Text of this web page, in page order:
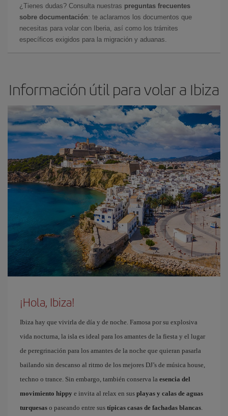
¿Tienes dudas? Consulta nuestras preguntas frecuentes
sobre documentación: te aclaramos los documentos que
necesitas para volar con Iberia, así como los trámites
específicos exigidos para la migración y aduanas.
Información útil para volar a Ibiza
¡Hola, Ibiza!
Ibiza hay que vivirla de día y de noche. Famosa por su explosiva
vida nocturna, la isla es ideal para los amantes de la fiesta y el lugar
de peregrinación para los amantes de la noche que quieran pasarla
bailando sin descanso al ritmo de los mejores DJ’s de música house,
techno o trance. Sin embargo, también conserva la esencia del
movimiento hippy e invita al relax en sus playas y calas de aguas
turquesas o paseando entre sus típicas casas de fachadas blancas.